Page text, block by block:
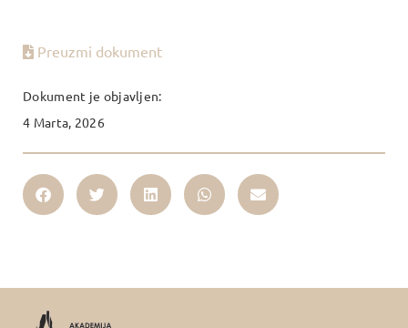
Preuzmi dokument
Dokument je objavljen:
4 Marta, 2026